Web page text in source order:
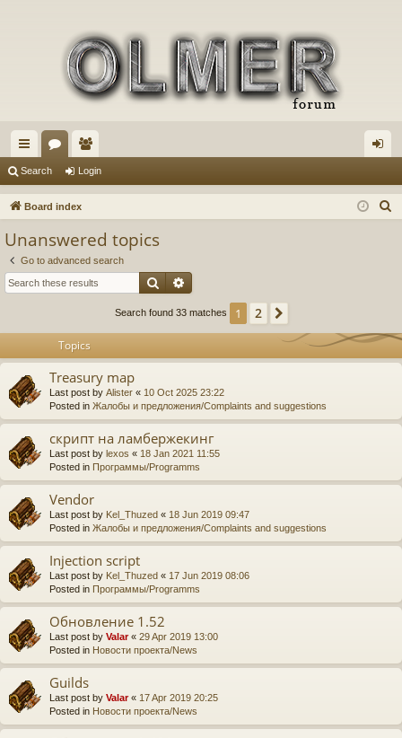
ui
ck
or
u
e
m in
Search Login
Board index
Unanswered topics
Go to advanced search
Search
Search found 33 matches 1 2
Topics
Treasury map
Last post by Alister « 10 Oct 2025 23:22
Posted in Жалобы и предложения/Complaints and suggestions
скрипт на ламбержекинг
Last post by lexos « 18 Jan 2021 11:55
Posted in Программы/Programms
Vendor
Last post by Kel_Thuzed « 18 Jun 2019 09:47
Posted in Жалобы и предложения/Complaints and suggestions
Injection script
Last post by Kel_Thuzed « 17 Jun 2019 08:06
Posted in Программы/Programms
Обновление 1.52
Last post by Valar« 29 Apr 2019 13:00
Posted in Новости проекта/News
Guilds
Last post by Valar« 17 Apr 2019 20:25
Posted in Новости проекта/News